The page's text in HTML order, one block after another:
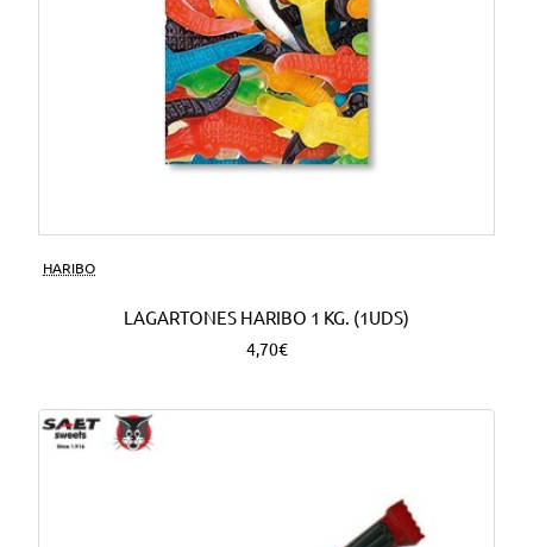
HARIBO
LAGARTONES HARIBO 1 KG. (1UDS)
4,70€